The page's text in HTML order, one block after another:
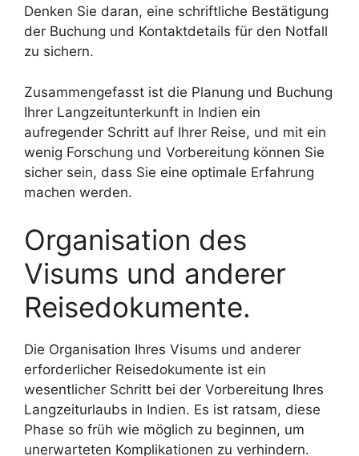
Denken Sie daran, eine schriftliche Bestätigung
der Buchung und Kontaktdetails für den Notfall
zu sichern.
Zusammengefasst ist die Planung und Buchung
Ihrer Langzeitunterkunft in Indien ein
aufregender Schritt auf Ihrer Reise, und mit ein
wenig Forschung und Vorbereitung können Sie
sicher sein, dass Sie eine optimale Erfahrung
machen werden.
Organisation des
Visums und anderer
Reisedokumente.
Die Organisation Ihres Visums und anderer
erforderlicher Reisedokumente ist ein
wesentlicher Schritt bei der Vorbereitung Ihres
Langzeiturlaubs in Indien. Es ist ratsam, diese
Phase so früh wie möglich zu beginnen, um
unerwarteten Komplikationen zu verhindern.